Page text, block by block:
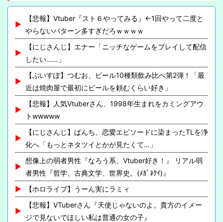
【悲報】Vtuber『スト６やってみる』←1回やって二度と
やらないパターン多すぎだろｗｗｗｗ
【にじさんじ】エナー「ニッチなゲームをプレイして配信
したい……」
【ぶいすぽ】つむお、ビール10種類飲み比べ第2弾！「最
近は焼肉屋で最初にビールを頼むくらい好き」
【悲報】人気Vtuberさん、1998年生まれをカミングアウ
トwwwww
【にじさんじ】ぱんち、恋愛エピソードに染まったTLを浄
化へ「もっとネタツイとかが見たくて…」
想像上の弱者男性『なろう系、Vtuber好き！』 リアル弱
者男性『哲学、古典文学、世界史。(ﾒｶﾞﾈｸｲ)』
【ホロライブ】うーん実にラミィ
【悲報】VTuberさん『天使じゃないのよ。貴方のイメー
ジで見ないでほしい私は普通の女の子』